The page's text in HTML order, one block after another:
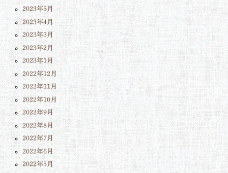
2023年5月
2023年4月
2023年3月
2023年2月
2023年1月
2022年12月
2022年11月
2022年10月
2022年9月
2022年8月
2022年7月
2022年6月
2022年5月